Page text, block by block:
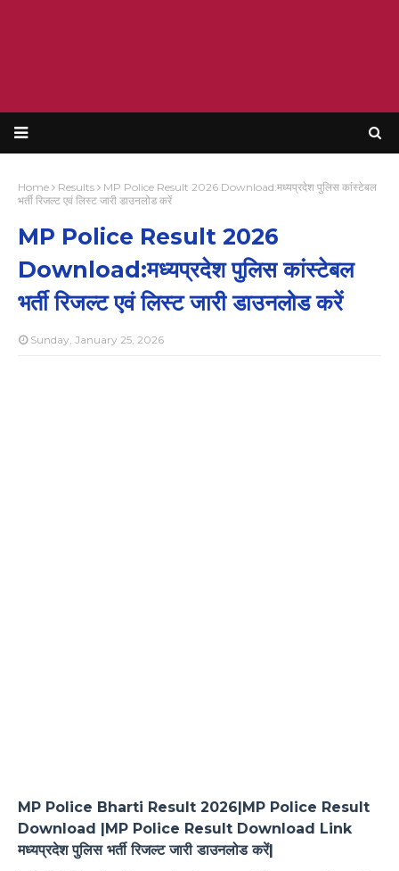
Home Results
MP Police Result 2026 Download:मध्यप्रदेश पुलिस कांस्टेबल
भर्ती रिजल्ट एवं लिस्ट जारी डाउनलोड करें
MP Police Result 2026
Download:मध्यप्रदेश पुलिस कांस्टेबल
भर्ती रिजल्ट एवं लिस्ट जारी डाउनलोड करें
Sunday, January 25, 2026
MP Police Bharti Result 2026|MP Police Result
Download |MP Police Result Download Link
मध्यप्रदेश पुलिस भर्ती रिजल्ट जारी डाउनलोड करें|